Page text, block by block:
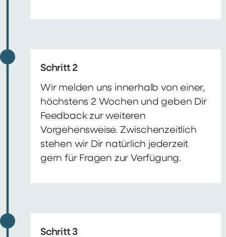
Schritt 2
Wir melden uns innerhalb von einer,
höchstens 2 Wochen und geben Dir
Feedback zur weiteren
Vorgehensweise. Zwischenzeitlich
stehen wir Dir natürlich jederzeit
gern für Fragen zur Verfügung.
Schritt 3